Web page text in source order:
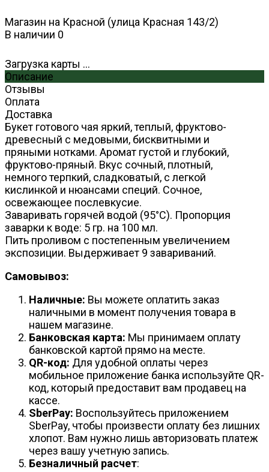
Магазин на Красной (улица Красная 143/2)
В наличии 0
Загрузка карты ...
Описание
Отзывы
Оплата
Доставка
Букет готового чая яркий, теплый, фруктово-
древесный с медовыми, бисквитными и
пряными нотками. Аромат густой и глубокий,
фруктово-пряный. Вкус сочный, плотный,
немного терпкий, сладковатый, с легкой
кислинкой и нюансами специй. Сочное,
освежающее послевкусие.
Заваривать горячей водой (95°С). Пропорция
заварки к воде: 5 гр. на 100 мл.
Пить проливом с постепенным увеличением
экспозиции. Выдерживает 9 завариваний.
Самовывоз:
Наличные: Вы можете оплатить заказ
наличными в момент получения товара в
нашем магазине.
Банковская карта: Мы принимаем оплату
банковской картой прямо на месте.
QR-код: Для удобной оплаты через
мобильное приложение банка используйте QR-
код, который предоставит вам продавец на
кассе.
SberPay: Воспользуйтесь приложением
SberPay, чтобы произвести оплату без лишних
хлопот. Вам нужно лишь авторизовать платеж
через вашу учетную запись.
Безналичный расчет: